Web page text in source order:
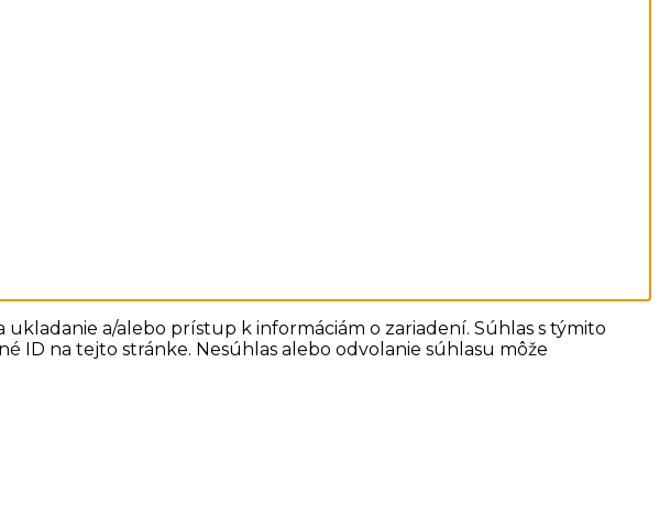
a/alebo prístup k informáciám o zariadení. Súhlas s týmito
ID na tejto stránke. Nesúhlas alebo odvolanie súhlasu môže